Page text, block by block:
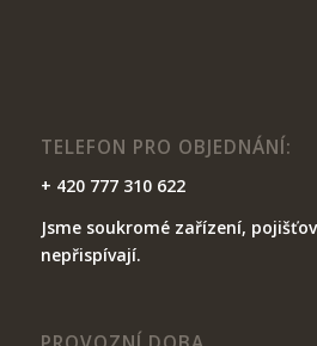
TELEFON PRO OBJEDNÁNÍ:
+ 420 777 310 622
Jsme soukromé zařízení,
nepřispívají.